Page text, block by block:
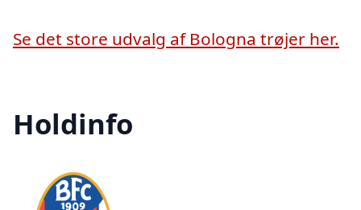
Se det store udvalg af Bologna trøjer her.
Holdinfo